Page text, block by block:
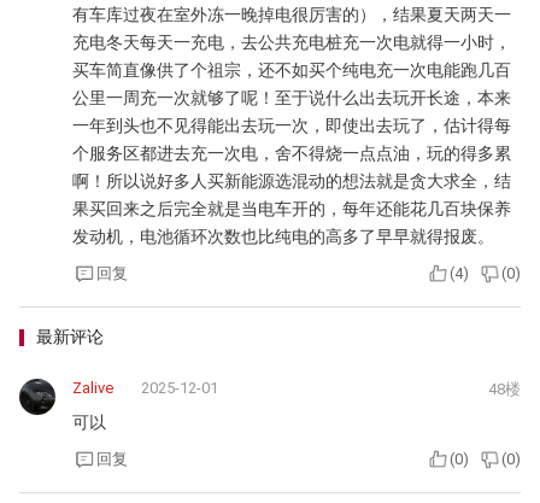
有车库过夜在室外冻一晚掉电很厉害的），结果夏天两天一
充电冬天每天一充电，去公共充电桩充一次电就得一小时，
买车简直像供了个祖宗，还不如买个纯电充一次电能跑几百
公里一周充一次就够了呢！至于说什么出去玩开长途，本来
一年到头也不见得能出去玩一次，即使出去玩了，估计得每
个服务区都进去充一次电，舍不得烧一点点油，玩的得多累
啊！所以说好多人买新能源选混动的想法就是贪大求全，结
果买回来之后完全就是当电车开的，每年还能花几百块保养
发动机，电池循环次数也比纯电的高多了早早就得报废。
回复 (4) (0)
最新评论
Zalive 2025-12-01 48楼
可以
回复 (0) (0)